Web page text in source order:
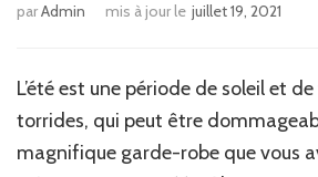
parAdmin mis à jour le juillet 19, 2021
L’été est une période de soleil et
torrides, qui peut être
magnifique garde-robe que vous